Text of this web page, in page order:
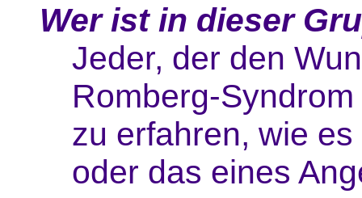
Wer ist in dieser
Jeder, der den
Romberg-
zu erfahren, wie
oder das eines